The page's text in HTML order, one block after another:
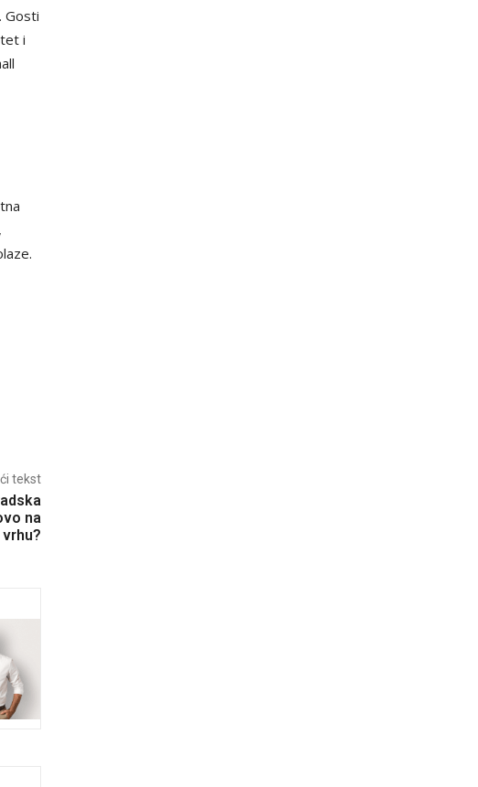
Gosti
i
tekst
na
vrhu?